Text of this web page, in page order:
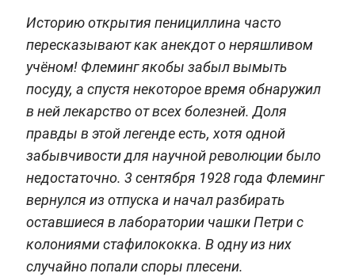
Историю открытия пенициллина часто
пересказывают как анекдот о неряшливом
учёном! Флеминг якобы забыл вымыть
посуду, а спустя некоторое время обнаружил
в ней лекарство от всех болезней. Доля
правды в этой легенде есть, хотя одной
забывчивости для научной революции было
недостаточно. 3 сентября 1928 года Флеминг
вернулся из отпуска и начал разбирать
оставшиеся в лаборатории чашки Петри с
колониями стафилококка. В одну из них
случайно попали споры плесени.